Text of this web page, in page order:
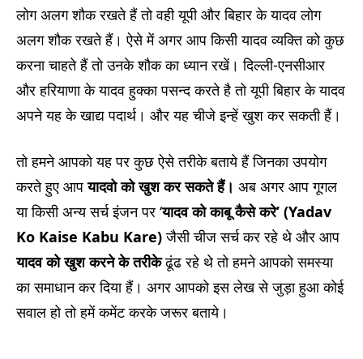
लोग अलग शौक रखते हैं तो वही यूपी और बिहार के यादव लोग
अलग शौक रखते हैं। ऐसे में अगर आप किसी यादव व्यक्ति को कुछ
करना चाहते हैं तो उनके शौक का ध्यान रखें। दिल्ली-एनसीआर
और हरियाणा के यादव हुक्का पसन्द करते है तो यूपी बिहार के यादव
अपने यह के खाद्य पदार्थ। और यह चीजे इन्हें खुश कर सकती हैं।
तो हमने आपको यह पर कुछ ऐसे तरीके बताये हैं जिनका उपयोग
करते हुए आपयादवो को खुश कर सकते हैं। अब अगर आप गूगल
या किसी अन्य सर्च इंजन पर ‘यादव को काबू कैसे करे’ (Yadav
Ko Kaise Kabu Kare)जैसी चीज सर्च कर रहे थे और आप
यादव को खुश करने के तरीकेढूंढ रहे थे तो हमने आपको समस्या
का समाधान कर दिया हैं। अगर आपको इस लेख से जुड़ा हुआ कोई
सवाल हो तो हमें कमेंट करके जरूर बताये।